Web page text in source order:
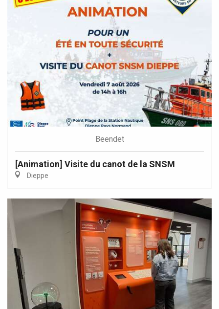
Beendet
[Animation] Visite du canot de la SNSM
Dieppe